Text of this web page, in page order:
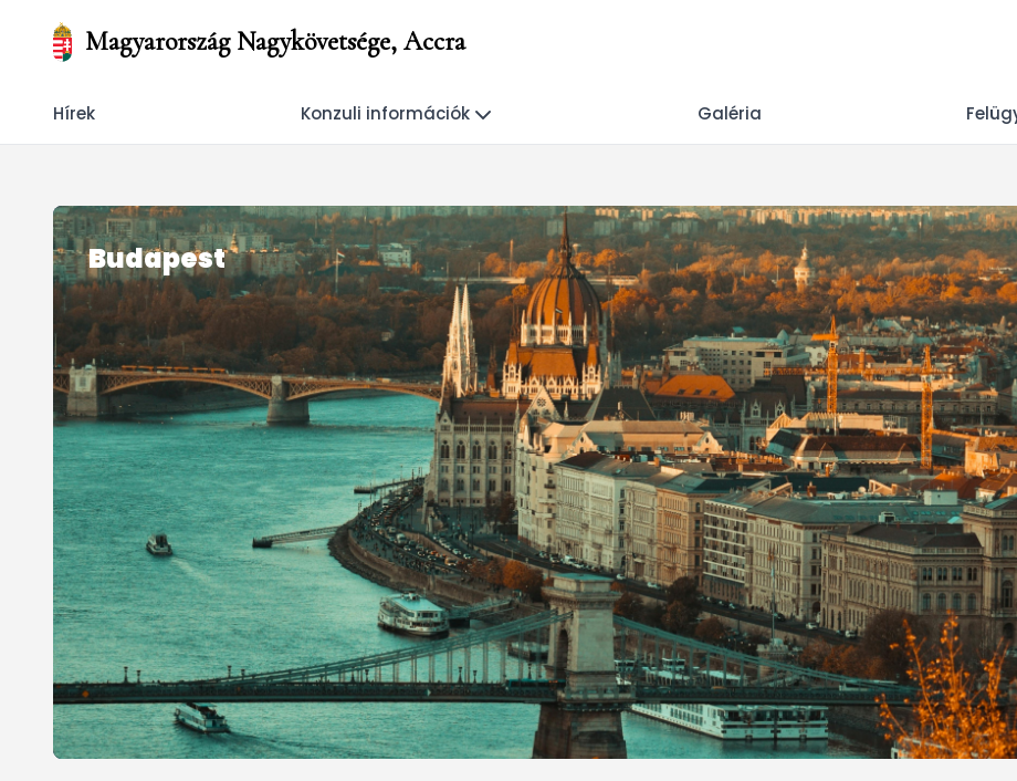
Magyarország Nagykövetsége, Accra
Hírek Konzuli információk Galéria
Budapest